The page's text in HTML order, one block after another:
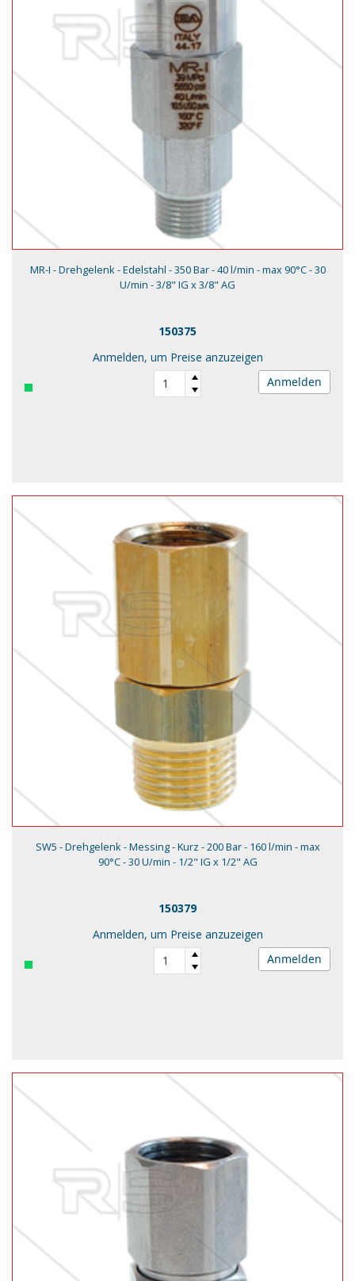
MR-I - Drehgelenk - Edelstahl - 350 Bar - 40 l/min - max 90°C - 30
U/min - 3/8" IG x 3/8" AG
150375
Anmelden, um Preise anzuzeigen
Anmelden
SW5 - Drehgelenk - Messing - Kurz - 200 Bar - 160 l/min - max
90°C - 30 U/min - 1/2" IG x 1/2" AG
150379
Anmelden, um Preise anzuzeigen
Anmelden